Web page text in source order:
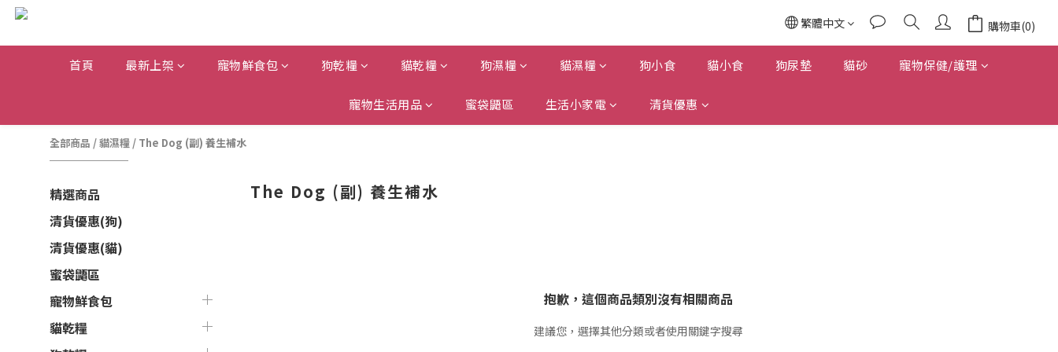
繁體中文 購物車(0)
首頁 最新上架 寵物鮮食包 狗乾糧 貓乾糧 狗濕糧 貓濕糧 狗小食 貓小食 狗尿墊 貓砂 寵物保健/護理
寵物生活用品 蜜袋鼯區 生活小家電 清貨優惠
全部商品 /貓濕糧 / The Dog (副) 養生補水
精選商品
清貨優惠(狗)
清貨優惠(貓)
蜜袋鼯區
寵物鮮食包
貓乾糧
The Dog (副) 養生補水
抱歉，這個商品類別沒有相關商品
建議您，選擇其他分類或者使用關鍵字搜尋